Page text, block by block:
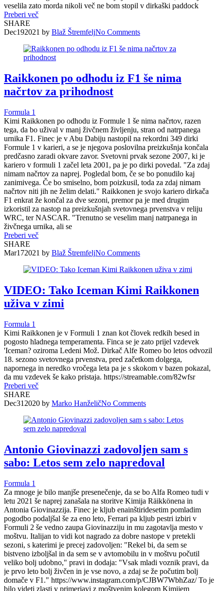
veselila zato morda nikoli več ne bom stopil v dirkaški paddock
Preberi več
SHARE
Dec192021 by Blaž ŠtremfeljNo Comments
Raikkonen po odhodu iz F1 še nima
načrtov za prihodnost
Formula 1
Kimi Raikkonen po odhodu iz Formule 1 še nima načrtov, razen
tega, da bo užival v manj živčnem življenju, stran od natrpanega
urnika F1. Finec je v Abu Dabiju nastopil na rekordni 349 dirki
Formule 1 v karieri, a se je njegova poslovilna preizkušnja končala
predčasno zaradi okvare zavor. Svetovni prvak sezone 2007, ki je
kariero v formuli 1 začel leta 2001, pa je po dirki povedal. "Za zdaj
nimam načrtov za naprej. Pogledal bom, če se bo ponudilo kaj
zanimivega. Če bo smiselno, bom poizkusil, toda za zdaj nimam
načrtov niti jih ne želim delati." Raikkonen je svojo kariero dirkača
F1 enkrat že končal za dve sezoni, premor pa je med drugim
izkoristil za nastop na preizkušnjah svetovnega prvenstva v reliju
WRC, ter NASCAR. "Trenutno se veselim manj natrpanega in
živčnega urnika, ali se
Preberi več
SHARE
Mar172021 by Blaž ŠtremfeljNo Comments
VIDEO: Tako Iceman Kimi Raikkonen
uživa v zimi
Formula 1
Kimi Raikkonen je v Formuli 1 znan kot človek redkih besed in
pogosto hladnega temperamenta. Finca se je zato prijel vzdevek
'Iceman? oziroma Ledeni Mož. Dirkač Alfe Romeo bo letos odvozil
18. sezono svetovnega prvenstva, pred začetkom dolgega,
napornega in neredko vročega leta pa je s skokom v bazen pokazal,
da mu vzdevek še kako pristaja. https://streamable.com/82wfsr
Preberi več
SHARE
Dec31 2020 by Marko HanželičNo Comments
Antonio Giovinazzi zadovoljen sam s
sabo: Letos sem zelo napredoval
Formula 1
Za mnoge je bilo manjše presenečenje, da se bo Alfa Romeo tudi v
letu 2021 še naprej zanašala na storitve Kimija Räikkönena in
Antonia Giovinazzija. Finec je kljub enainštiridesetim pomladim
pogodbo podaljšal še za eno leto, Ferrari pa kljub pestri izbiri v
Formuli 2 še vedno zaupa Giovinazziju in mu zagotavlja mesto v
moštvu. Italijan to vidi kot nagrado za dobre nastope v pretekli
sezoni, s katerimi je precej zadovoljen: "Rekel bi, da sem se
bistveno izboljšal in da sem se v avtomobilu in v moštvu počutil
veliko bolj udobno," pravi in dodaja: "Vsak mladi voznik pravi, da
je prvo leto bolj živčen in je vse novo, a zdaj se že počutim bolj
domače v F1." https://www.instagram.com/p/CJBW7WbhZaz/ To je
bilo videti zlasti v primerjavi z moštvenim kolegom Kimijem